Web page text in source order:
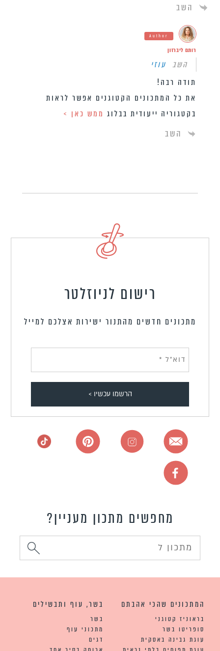
השב
Author
רותם ליברזון
השב עוזי
תודה רבה!
את כל המתכונים הקטוגנים אפשר לראות
בקטגוריה ייעודית בבלוג ממש כאן >
השב
רישום לניוזלטר
מתכונים חדשים מהתנור ישירות אצלכם למייל
מחפשים מתכון מעניין?
המתכונים שהכי אהבתם
בראוניז קטוגני
סופריטו בשר
עוגת גבינה באסקית
בשר, עוף ותבשילים
בשר
מתכוני עוף
דגים